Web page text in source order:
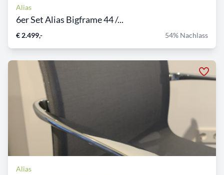
Alias
6er Set Alias Bigframe 44 /...
€ 2.499,- 54% Nachlass
Alias